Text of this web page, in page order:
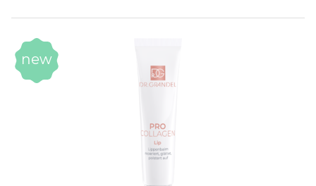
Beautygen
High Excellence
Timeless
Nutri Sensation
new